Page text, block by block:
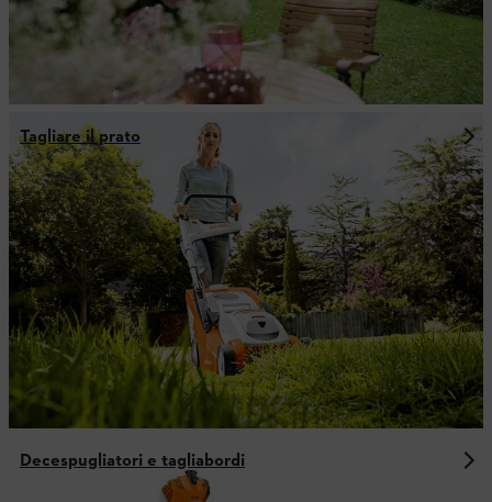
Tagliare il prato
Decespugliatori e tagliabordi